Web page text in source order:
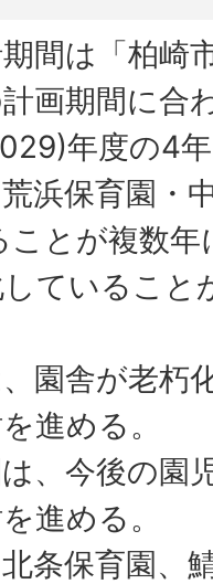
間は「柏崎
画期間に合
年度の4
浜保育園・
ことが複数
ていること
園舎が老朽
進める。
、今後の園
進める。
条保育園、